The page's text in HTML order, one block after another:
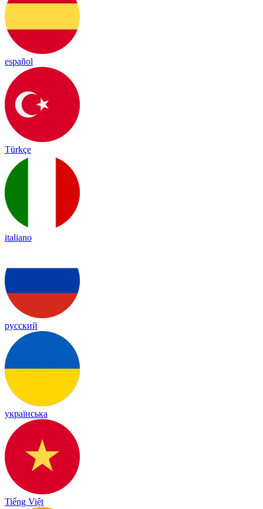
español
Türkçe
italiano
русский
українська
Tiếng Việt